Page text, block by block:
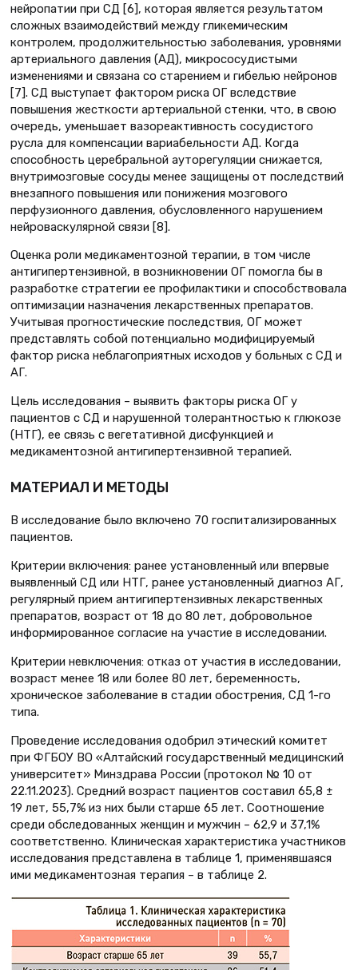
нейропатии при СД [6], которая является результатом
сложных взаимодействий между гликемическим
контролем, продолжительностью заболевания, уровнями
артериального давления (АД), микрососудистыми
изменениями и связана со старением и гибелью нейронов
[7]. СД выступает фактором риска ОГ вследствие
повышения жесткости артериальной стенки, что, в свою
очередь, уменьшает вазореактивность сосудистого
русла для компенсации вариабельности АД. Когда
способность церебральной ауторегуляции снижается,
внутримозговые сосуды менее защищены от последствий
внезапного повышения или понижения мозгового
перфузионного давления, обусловленного нарушением
нейроваскулярной связи [8].
Оценка роли медикаментозной терапии, в том числе
антигипертензивной, в возникновении ОГ помогла бы в
разработке стратегии ее профилактики и способствовала
оптимизации назначения лекарственных препаратов.
Учитывая прогностические последствия, ОГ может
представлять собой потенциально модифицируемый
фактор риска неблагоприятных исходов у больных с СД и
АГ.
Цель исследования – выявить факторы риска ОГ у
пациентов с СД и нарушенной толерантностью к глюкозе
(НТГ), ее связь с вегетативной дисфункцией и
медикаментозной антигипертензивной терапией.
МАТЕРИАЛ И МЕТОДЫ
В исследование было включено 70 госпитализированных
пациентов.
Критерии включения: ранее установленный или впервые
выявленный СД или НТГ, ранее установленный диагноз АГ,
регулярный прием антигипертензивных лекарственных
препаратов, возраст от 18 до 80 лет, добровольное
информированное согласие на участие в исследовании.
Критерии невключения: отказ от участия в исследовании,
возраст менее 18 или более 80 лет, беременность,
хроническое заболевание в стадии обострения, СД 1-го
типа.
Проведение исследования одобрил этический комитет
при ФГБОУ ВО «Алтайский государственный медицинский
университет» Минздрава России (протокол № 10 от
22.11.2023). Средний возраст пациентов составил 65,8 ±
19 лет, 55,7% из них были старше 65 лет. Соотношение
среди обследованных женщин и мужчин – 62,9 и 37,1%
соответственно. Клиническая характеристика участников
исследования представлена в таблице 1, применявшаяся
ими медикаментозная терапия – в таблице 2.